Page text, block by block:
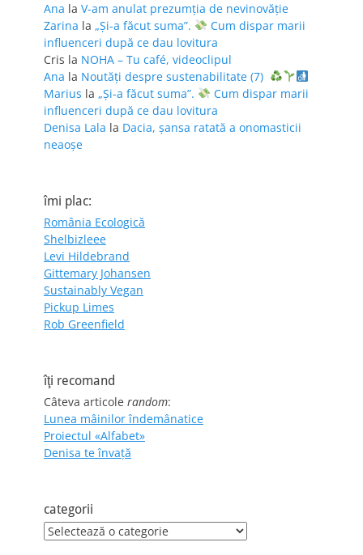
Ana la V-am anulat prezumția de nevinovăție
Zarina la „Și-a făcut suma”.
Cum dispar marii
influenceri după ce dau lovitura
Cris la NOHA – Tu café, videoclipul
Ana la Noutăți despre sustenabilitate (7)
Marius la „Și-a făcut suma”.
Cum dispar marii
influenceri după ce dau lovitura
Denisa Lala la Dacia, șansa ratată a onomasticii
neaoșe
îmi plac:
România Ecologică
Shelbizleee
Levi Hildebrand
Gittemary Johansen
Sustainably Vegan
Pickup Limes
Rob Greenfield
îţi recomand
Câteva articole random:
Lunea mâinilor îndemânatice
Proiectul «Alfabet»
Denisa te învaţă
categorii
categorii